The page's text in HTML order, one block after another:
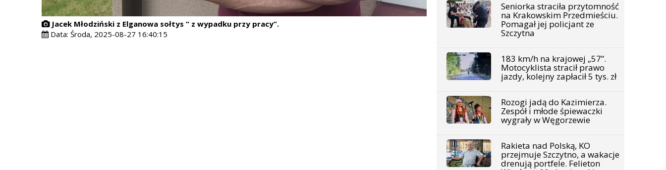
Jacek Młodziński z Elganowa sołtys “ z wypadku przy pracy”.
Data:Środa, 2025-08-27 16:40:15
Seniorka straciła przytomność
na Krakowskim Przedmieściu.
Pomagał jej policjant ze
Szczytna
183 km/h na krajowej „57”.
Motocyklista stracił prawo
jazdy, kolejny zapłacił 5 tys. zł
Rozogi jadą do Kazimierza.
Zespół i młode śpiewaczki
wygrały w Węgorzewie
Rakieta nad Polską, KO
przejmuje Szczytno, a wakacje
drenują portfele. Felieton